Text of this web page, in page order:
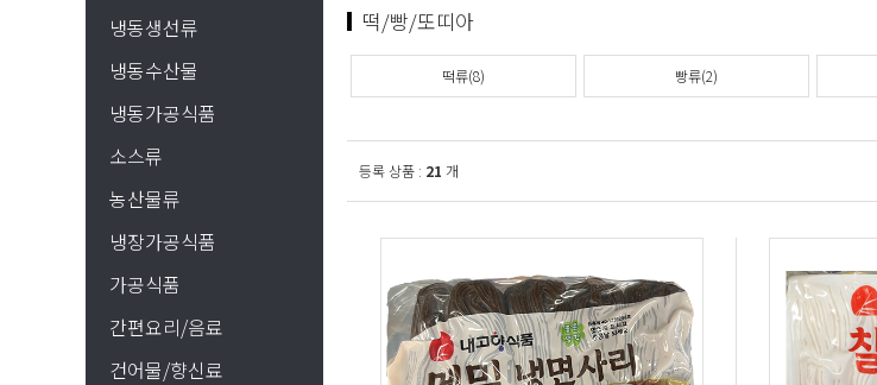
냉동생선류
냉동수산물
냉동가공식품
소스류
농산물류
냉장가공식품
가공식품
간편요리/음료
건어물/향신료
떡/빵/또띠아
떡류(8) 빵류(2)
등록 상품 : 21 개